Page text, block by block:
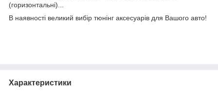
(горизонтальні)...
В наявності великий вибір тюнінг аксесуарів для Вашого авто!
Характеристики